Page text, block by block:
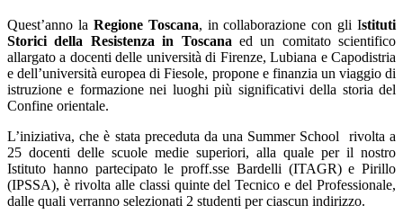
Quest’anno la Regione Toscana, in collaborazione con gli Istituti
Storici della Resistenza in Toscana ed un comitato scientifico
allargato a docenti delle università di Firenze, Lubiana e Capodistria
e dell’università europea di Fiesole, propone e finanzia un viaggio di
istruzione e formazione nei luoghi più significativi della storia del
Confine orientale.
L’iniziativa, che è stata preceduta da una Summer School rivolta a
25 docenti delle scuole medie superiori, alla quale per il nostro
Istituto hanno partecipato le proff.sse Bardelli (ITAGR) e Pirillo
(IPSSA), è rivolta alle classi quinte del Tecnico e del Professionale,
dalle quali verranno selezionati 2 studenti per ciascun indirizzo.